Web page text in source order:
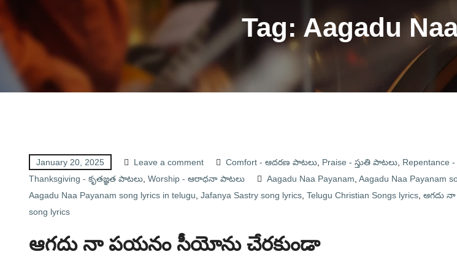
Tag: Aagadu
January 20, 2025 Leave a comment Comfort - ఆదరణ పాటలు Praise - స్తుతి పాటలు Repentance
Thanksgiving - కృతజ్ఞత పాటలు Worship - ఆరాధనా పాటలు Aagadu Naa Payanam Aagadu Naa Payanam
Aagadu Naa Payanam song lyrics in telugu Jafanya Sastry song lyrics Telugu Christian Songs lyrics ఆగదు
song lyrics
ఆగదు నా పయనం సీయోను చేరకుండా